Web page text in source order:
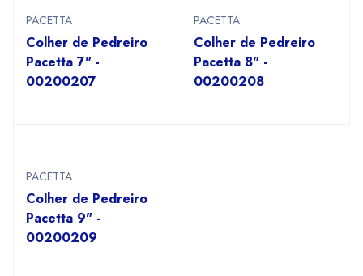
PACETTA
Colher de Pedreiro
Pacetta 7" -
00200207
PACETTA
Colher de Pedreiro
Pacetta 8" -
00200208
PACETTA
Colher de Pedreiro
Pacetta 9" -
00200209